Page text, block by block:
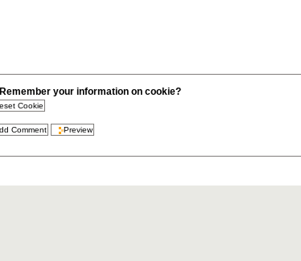
Remember your information on cookie?